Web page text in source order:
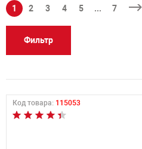
1 2 3 4 5 ... 7
Фильтр
Код товара: 115053